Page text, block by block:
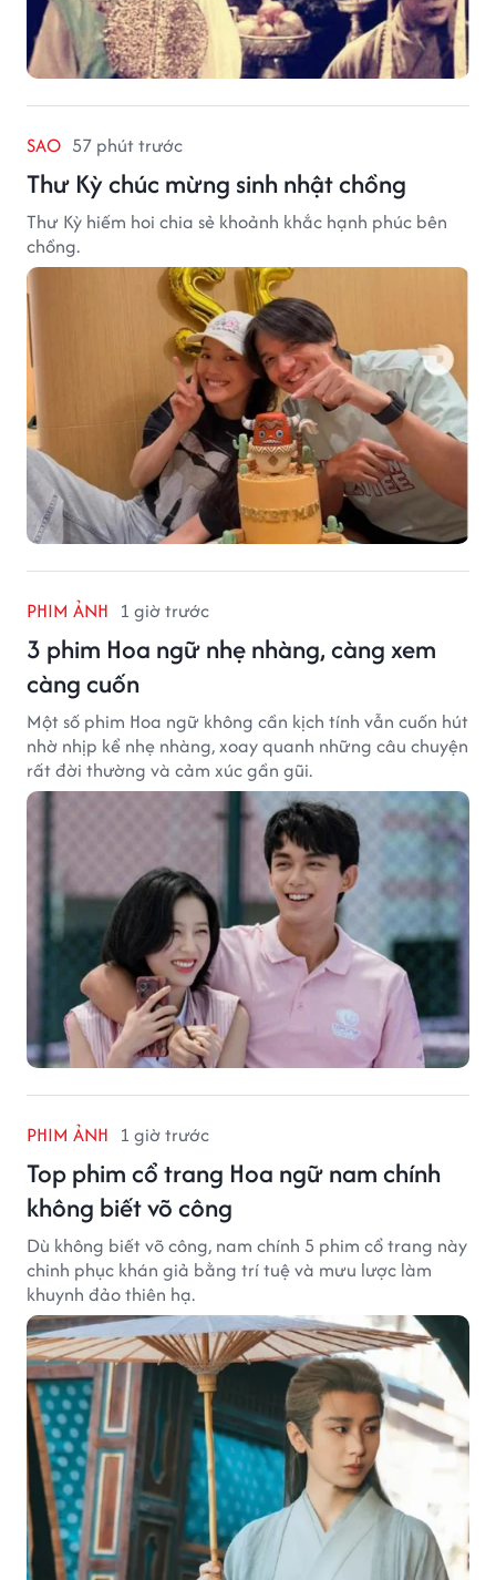
SAO 57 phút trước
Thư Kỳ chúc mừng sinh nhật chồng
Thư Kỳ hiếm hoi chia sẻ khoảnh khắc hạnh phúc bên
chồng.
PHIM ẢNH 1 giờ trước
3 phim Hoa ngữ nhẹ nhàng, càng xem
càng cuốn
Một số phim Hoa ngữ không cần kịch tính vẫn cuốn hút
nhờ nhịp kể nhẹ nhàng, xoay quanh những câu chuyện
rất đời thường và cảm xúc gần gũi.
PHIM ẢNH 1 giờ trước
Top phim cổ trang Hoa ngữ nam chính
không biết võ công
Dù không biết võ công, nam chính 5 phim cổ trang này
chinh phục khán giả bằng trí tuệ và mưu lược làm
khuynh đảo thiên hạ.